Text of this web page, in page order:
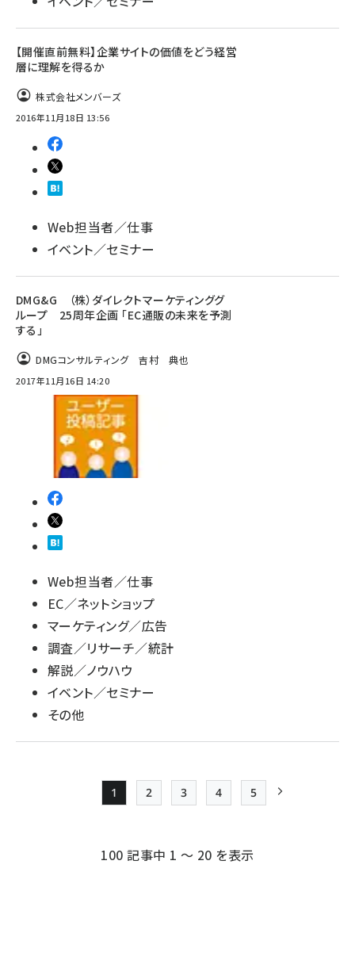
【開催直前無料】企業サイトの価値をどう経営
層に理解を得るか
株式会社メンバーズ
2016年11月18日 13:56
Web担当者／仕事
イベント／セミナー
DMG&G （株）ダイレクトマーケティンググ
ループ 25周年企画 「EC通販の未来を予測
する」
DMGコンサルティング 吉村 典也
2017年11月16日 14:20
Web担当者／仕事
EC／ネットショップ
マーケティング／広告
調査／リサーチ／統計
解説／ノウハウ
イベント／セミナー
その他
ジ
Page
1
Page
2
Page
3
Page
4
Page
5
100 記事中 1 ～ 20 を表示